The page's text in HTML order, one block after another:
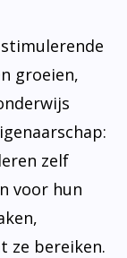
groeien,
zelf
voor hun
ze bereiken.